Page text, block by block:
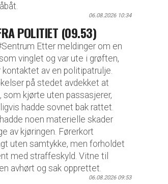
06.08.2026 10:34
POLITIET (09.53)
Etter meldinger om en
vinglet og var ute i grøften,
kontaktet av en politipatrulje.
på stedet avdekket at
som kjørte uten passasjerer,
hadde sovnet bak rattet.
noen materielle skader
av kjøringen. Førerkort
uten samtykke, men forholdet
med straffeskyld. Vitne til
avhørt og sak opprettet.
06.08.2026 09:53